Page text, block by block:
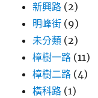
新興路 (2)
明峰街 (9)
未分類 (2)
樟樹一路 (11)
樟樹二路 (4)
橫科路 (1)